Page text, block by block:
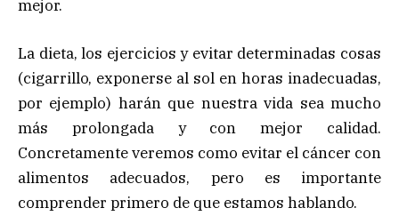
mejor.
La dieta, los ejercicios y evitar determinadas cosas
(cigarrillo, exponerse al sol en horas inadecuadas,
por ejemplo) harán que nuestra vida sea mucho
más prolongada y con mejor calidad.
Concretamente veremos como evitar el cáncer con
alimentos adecuados, pero es importante
comprender primero de que estamos hablando.